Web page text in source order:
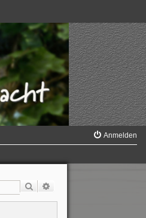
Anmelden
Suche